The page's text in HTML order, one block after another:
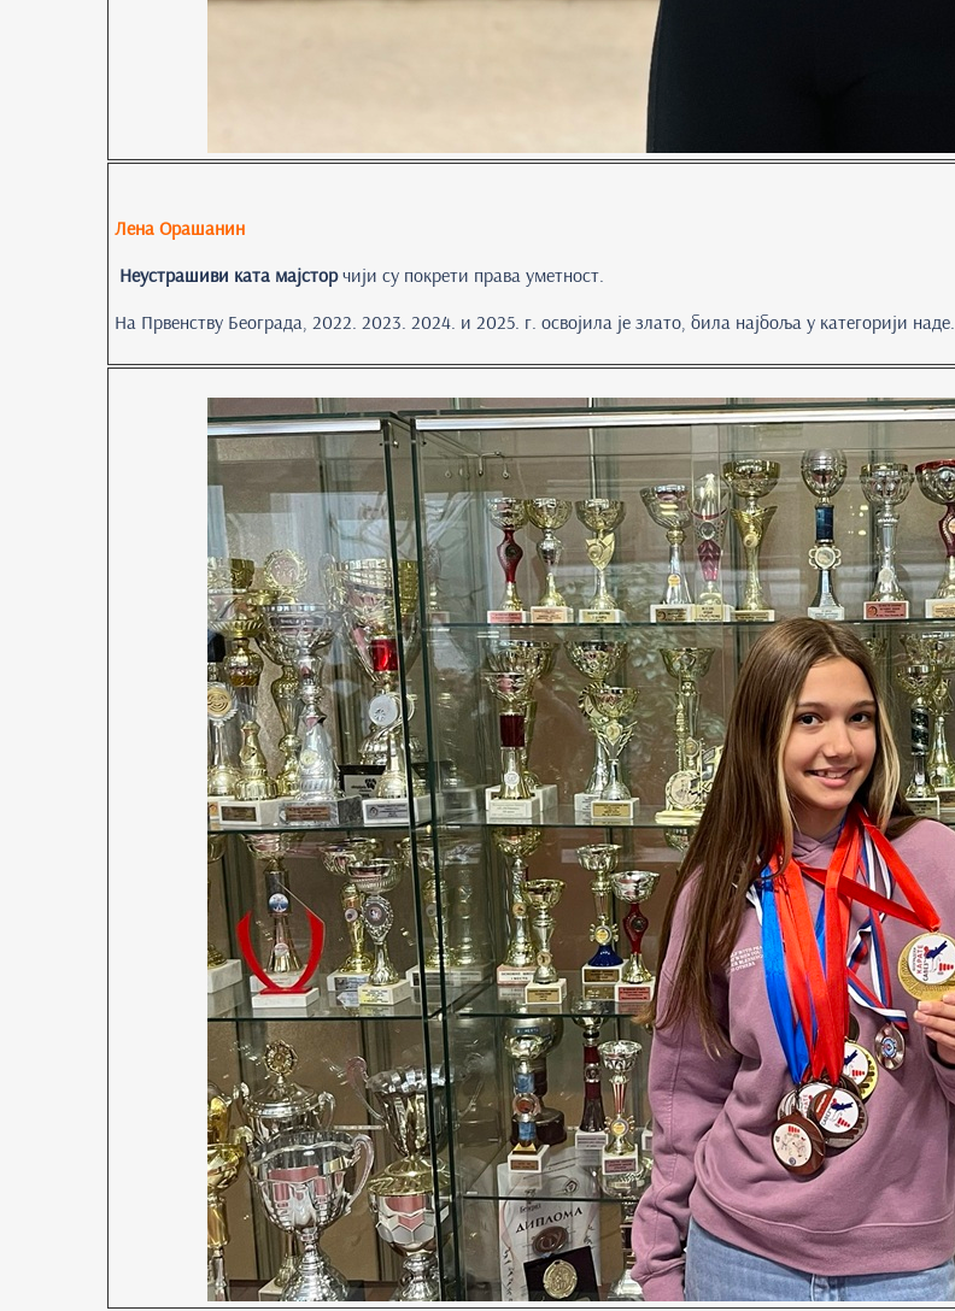
Лена Орашанин
Неустрашиви ката мајсторчији су покрети права уметност.
На Првенству Београда, 2022. 2023. 2024. и 2025. г. освојила је злато, била најбоља у категорији наде.